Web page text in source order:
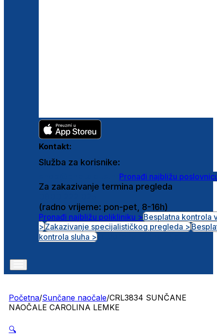
Kontakt:
Služba za korisnike:
Pronađi najbližu
Za zakazivanje termina pregleda
(radno vrijeme: pon-pet, 8-16h)
Pronađi najbližu polikliniku >Besplatna kontrola
>Zakazivanje specijalističkog pregleda >
kontrola sluha >
Početna/Sunčane naočale/CRL3834 SUNČANE
NAOČALE CAROLINA LEMKE
🔍